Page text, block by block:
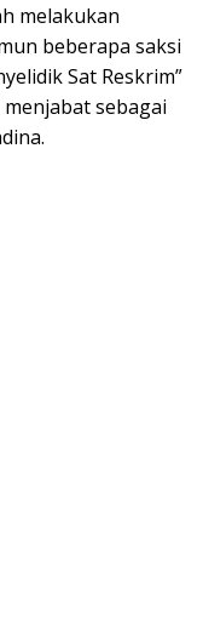
melakukan
beberapa saksi
Sat Reskrim”
menjabat sebagai